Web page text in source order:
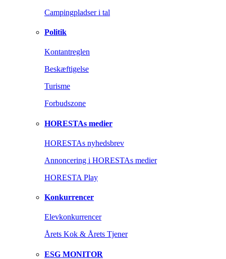
Campingpladser i tal
Politik
Kontantreglen
Beskæftigelse
Turisme
Forbudszone
HORESTAs medier
HORESTAs nyhedsbrev
Annoncering i HORESTAs medier
HORESTA Play
Konkurrencer
Elevkonkurrencer
Årets Kok & Årets Tjener
ESG MONITOR